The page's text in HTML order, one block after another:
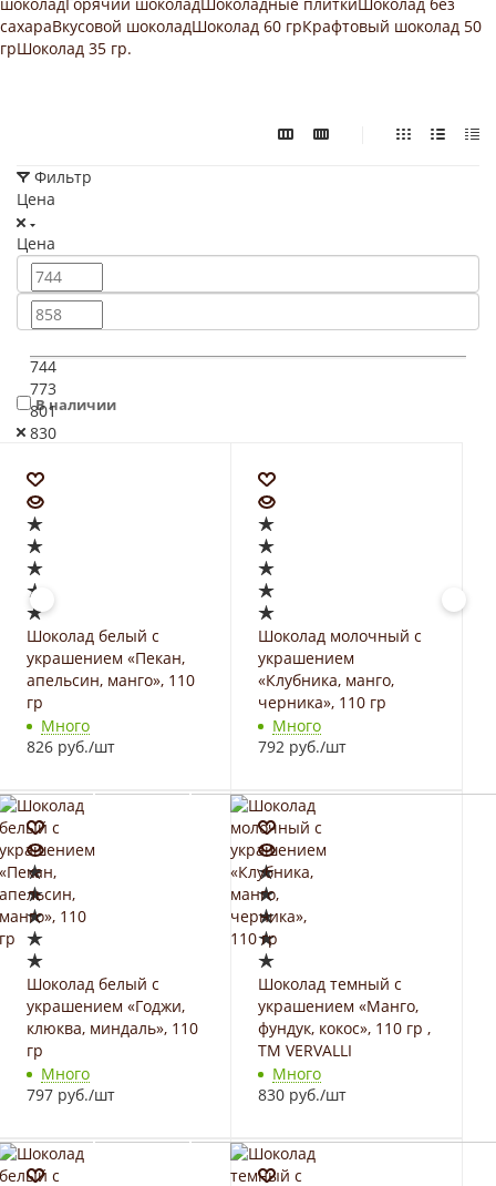
сахараВкусовой шоколадШоколад 60 грКрафтовый шоколад 50
грШоколад 35 гр.
Фильтр
Цена
Цена
744
773
801
830
В наличии
Шоколад белый с
украшением «Пекан,
апельсин, манго», 110
гр
Много
826 руб./шт
Шоколад молочный с
украшением
«Клубника, манго,
черника», 110 гр
Много
792 руб./шт
Шоколад белый с
украшением «Годжи,
клюква, миндаль», 110
гр
Много
797 руб./шт
Шоколад темный с
украшением «Манго,
фундук, кокос», 110 гр ,
ТМ VERVALLI
Много
830 руб./шт